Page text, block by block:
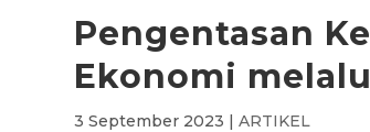
Pengentasan
Ekonomi
3 September 2023 |ARTIKEL